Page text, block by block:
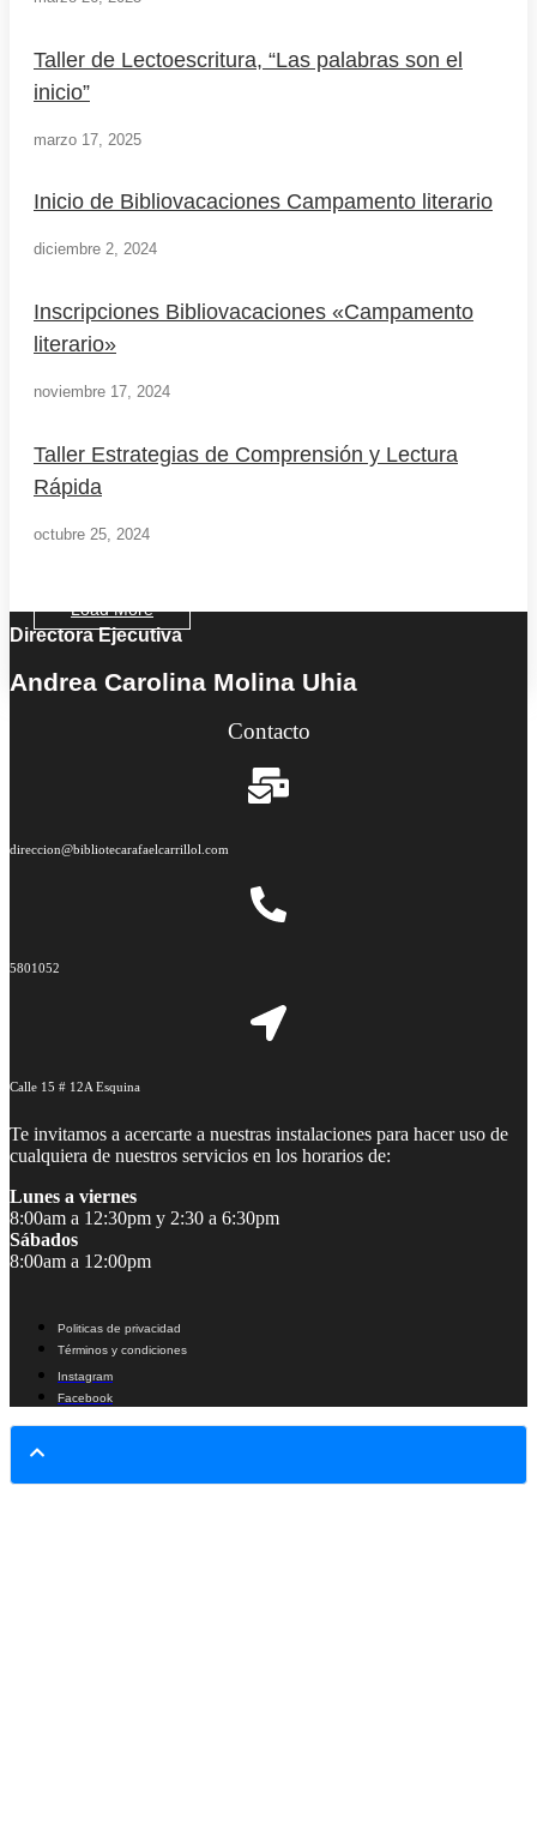
Taller de Lectoescritura, “Las palabras son el
inicio”
marzo 17, 2025
Inicio de Bibliovacaciones Campamento literario
diciembre 2, 2024
Inscripciones Bibliovacaciones «Campamento
literario»
noviembre 17, 2024
Taller Estrategias de Comprensión y Lectura
Rápida
octubre 25, 2024
Load More
End of Content.
Directora Ejecutiva
Andrea Carolina Molina Uhia
Contacto
direccion@bibliotecarafaelcarrillol.com
5801052
Calle 15 # 12A Esquina
Te invitamos a acercarte a nuestras instalaciones para hacer uso de
cualquiera de nuestros servicios en los horarios de:
Lunes a viernes
8:00am a 12:30pm y 2:30 a 6:30pm
Sábados
8:00am a 12:00pm
Politicas de privacidad
Términos y condiciones
Instagram
Facebook